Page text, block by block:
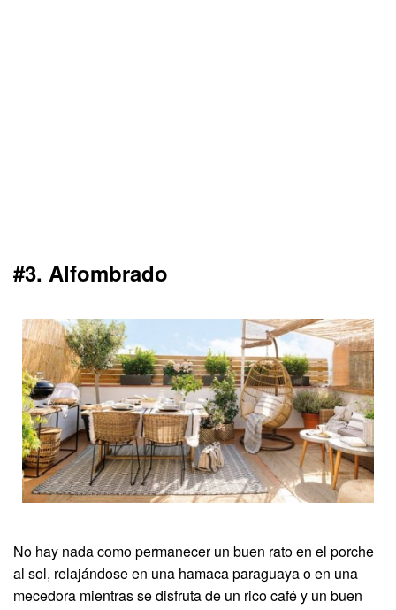
#3. Alfombrado
No hay nada como permanecer un buen rato en el porche
al sol, relajándose en una hamaca paraguaya o en una
mecedora mientras se disfruta de un rico café y un buen